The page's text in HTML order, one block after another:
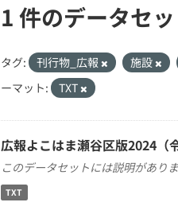
1 件のデータセ
タグ: 刊行物_広報 施設
ーマット:
TXT
広報よこはま瀬谷区版2024（
このデータセットには説明があり
TXT